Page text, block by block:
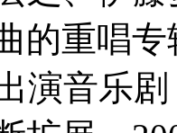
的重唱
演音乐